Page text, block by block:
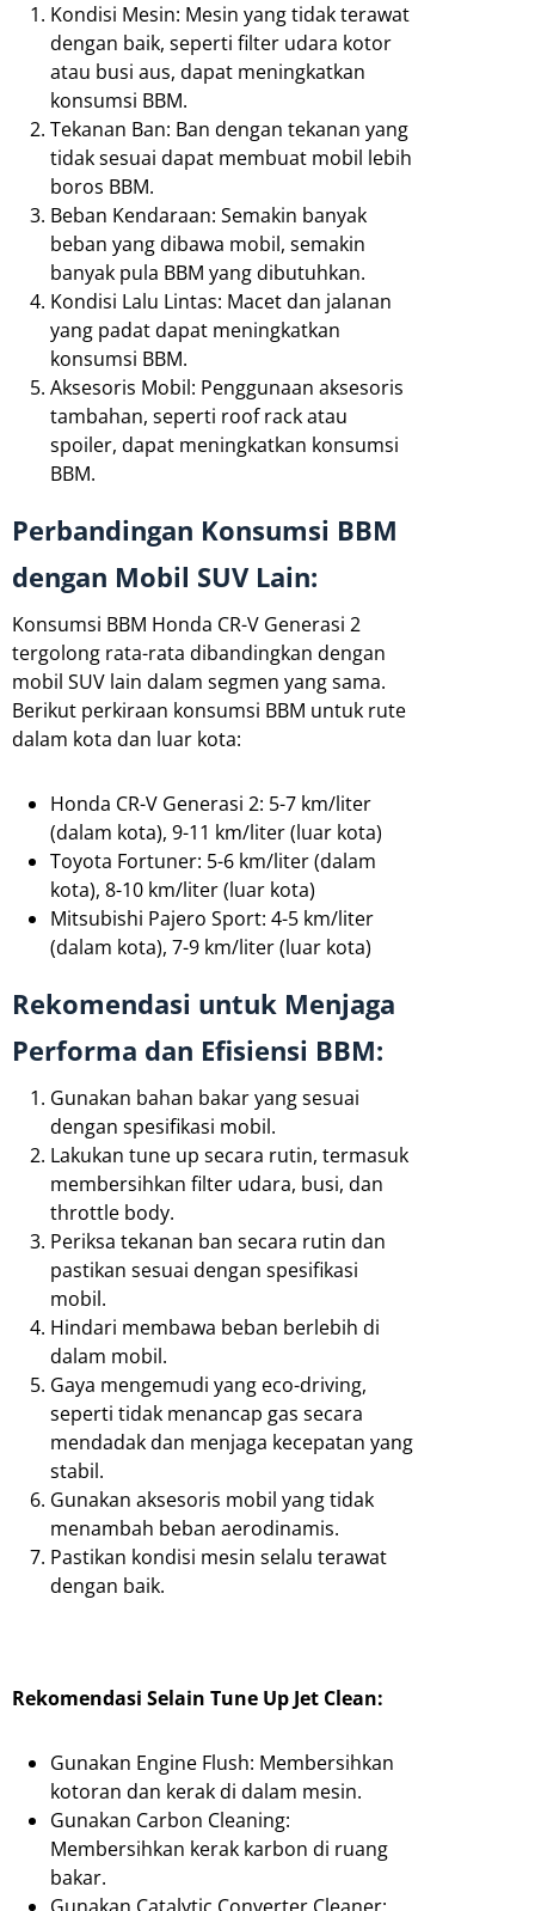
Kondisi Mesin: Mesin yang tidak terawat
dengan baik, seperti filter udara kotor
atau busi aus, dapat meningkatkan
konsumsi BBM.
Tekanan Ban: Ban dengan tekanan yang
tidak sesuai dapat membuat mobil lebih
boros BBM.
Beban Kendaraan: Semakin banyak
beban yang dibawa mobil, semakin
banyak pula BBM yang dibutuhkan.
Kondisi Lalu Lintas: Macet dan jalanan
yang padat dapat meningkatkan
konsumsi BBM.
Aksesoris Mobil: Penggunaan aksesoris
tambahan, seperti roof rack atau
spoiler, dapat meningkatkan konsumsi
BBM.
Perbandingan Konsumsi BBM
dengan Mobil SUV Lain:
Konsumsi BBM Honda CR-V Generasi 2
tergolong rata-rata dibandingkan dengan
mobil SUV lain dalam segmen yang sama.
Berikut perkiraan konsumsi BBM untuk rute
dalam kota dan luar kota:
Honda CR-V Generasi 2: 5-7 km/liter
(dalam kota), 9-11 km/liter (luar kota)
Toyota Fortuner: 5-6 km/liter (dalam
kota), 8-10 km/liter (luar kota)
Mitsubishi Pajero Sport: 4-5 km/liter
(dalam kota), 7-9 km/liter (luar kota)
Rekomendasi untuk Menjaga
Performa dan Efisiensi BBM:
Gunakan bahan bakar yang sesuai
dengan spesifikasi mobil.
Lakukan tune up secara rutin, termasuk
membersihkan filter udara, busi, dan
throttle body.
Periksa tekanan ban secara rutin dan
pastikan sesuai dengan spesifikasi
mobil.
Hindari membawa beban berlebih di
dalam mobil.
Gaya mengemudi yang eco-driving,
seperti tidak menancap gas secara
mendadak dan menjaga kecepatan yang
stabil.
Gunakan aksesoris mobil yang tidak
menambah beban aerodinamis.
Pastikan kondisi mesin selalu terawat
dengan baik.
Rekomendasi Selain Tune Up Jet Clean:
Gunakan Engine Flush: Membersihkan
kotoran dan kerak di dalam mesin.
Gunakan Carbon Cleaning:
Membersihkan kerak karbon di ruang
bakar.